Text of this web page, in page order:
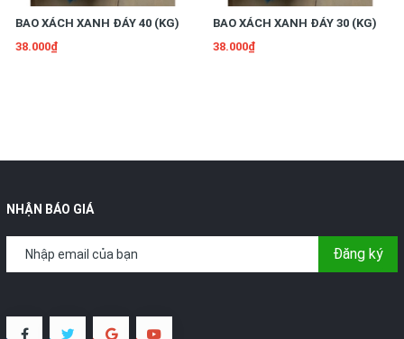
BAO XÁCH XANH ĐÁY 40 (KG)
38.000₫
BAO XÁCH XANH ĐÁY 30 (KG)
38.000₫
NHẬN BÁO GIÁ
Đăng ký